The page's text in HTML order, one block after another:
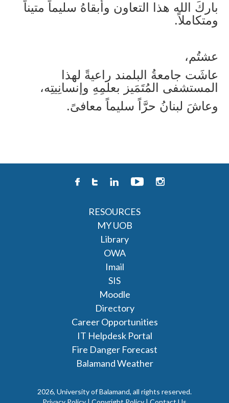
باركَ الله هذا التعاون وأبقاهُ سليماً متيناً
ومتكاملاً.
عشتُم،
عاشَت جامعةُ البلمند راعيةً لهذا
المستشفى المُتَمَيز بعلمِهِ وإنسانِيتِه،
وعاشَ لبنانُ حرَّاً سليماً معافىً.
RESOURCES
MY UOB
Library
OWA
Imail
SIS
Moodle
Directory
Career Opportunities
IT Helpdesk Portal
Fire Danger Forecast
Balamand Weather
2026, University of Balamand, all rights reserved.